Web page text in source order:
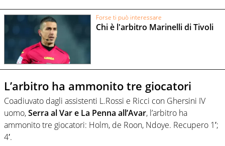
Forse ti può interessare
Chi è l'arbitro Marinelli di Tivoli
L’arbitro ha ammonito tre giocatori
Coadiuvato dagli assistenti L.Rossi e Ricci con Ghersini IV
uomo,Serra al Var e La Penna all’Avar, l’arbitro ha
ammonito tre giocatori: Holm, de Roon, Ndoye. Recupero 1′;
4′.